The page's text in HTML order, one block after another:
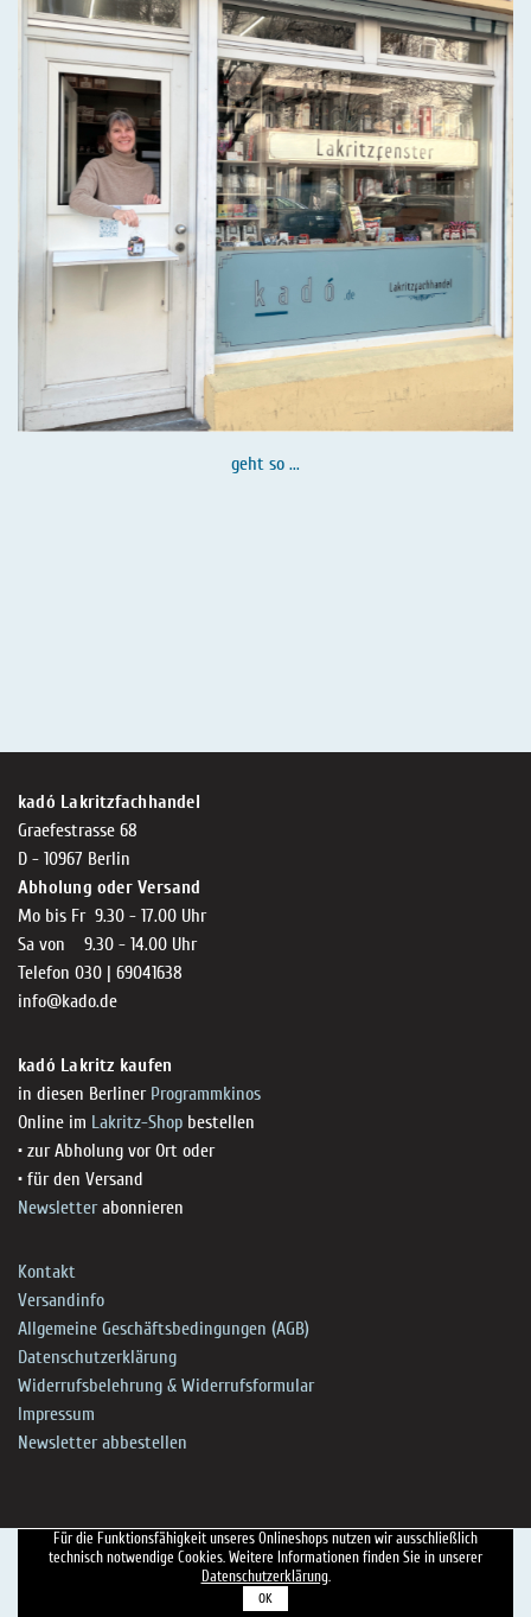
geht so ...
kadó Lakritzfachhandel
Graefestrasse 68
D - 10967 Berlin
Abholung oder Versand
Mo bis Fr 9.30 - 17.00 Uhr
Sa von 9.30 - 14.00 Uhr
Telefon 030 | 69041638
info@kado.de
kadó Lakritz kaufen
in diesen Berliner Programmkinos
Online im Lakritz-Shop bestellen
• zur Abholung vor Ort oder
• für den Versand
Newsletterabonnieren
Kontakt
Versandinfo
Allgemeine Geschäftsbedingungen (AGB)
Datenschutzerklärung
Widerrufsbelehrung & Widerrufsformular
Impressum
Newsletter abbestellen
Für die Funktionsfähigkeit unseres Onlineshops nutzen wir ausschließlich
technisch notwendige Cookies. Weitere Informationen finden Sie in unserer
Datenschutzerklärung.
OK